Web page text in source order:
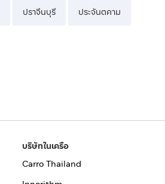
ปราจีนบุรี ประจันตคาม
บริษัทในเครือ
Carro Thailand